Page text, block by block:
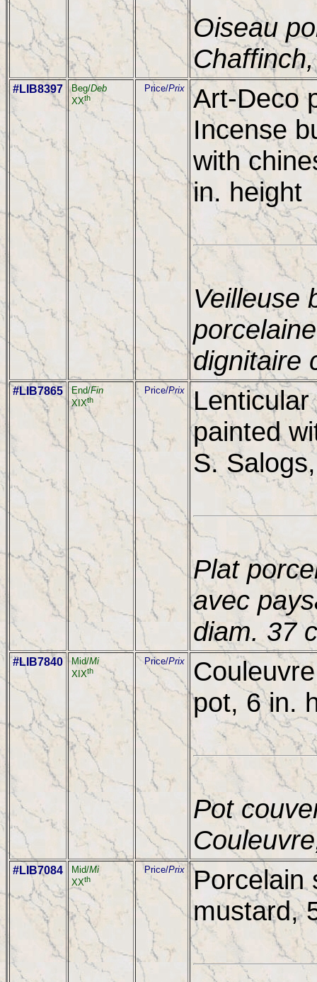
Oiseau
#LIB8397 Beg/Deb
XXth
Price/Prix
Art-Deco
Incense
with
in. height
Veilleuse
dignitaire
#LIB7865 End/Fin
XIXth
Price/Prix
painted
S.
Plat
avec
diam. 37
#LIB7840 Mid/Mi
XIXth
Price/Prix
pot, 6 in.
Pot
#LIB7084 Mid/Mi
XXth
Price/Prix
Porcelain
mustard,